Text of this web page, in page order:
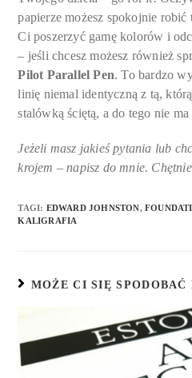
papierze możesz spokojnie
Ci poszerzyć gamę kolorów i
– jeśli chcesz możesz również
Pilot Parallel Pen. To bardzo
linię niemal identyczną z tą,
stalówką ściętą, a do tego nie
Jeżeli masz jakieś pytania lub
krojem – napisz do mnie.
TAGI: EDWARD JOHNSTON,
KALIGRAFIA
MOŻE CI SIĘ SPODOBAĆ